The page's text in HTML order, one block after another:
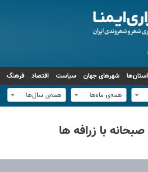
استان‌ها شهرهای جهان سیاست اقتصاد فرهنگ
همه‌ی ماه‌ها همه‌ی سال‌ها
با زرافه‌ ها